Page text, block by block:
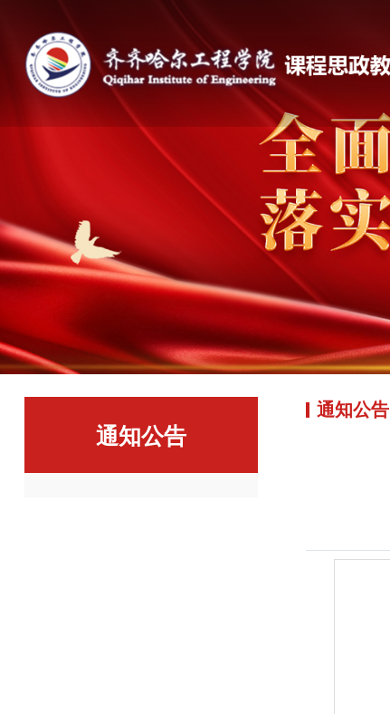
通知公告
通知公告